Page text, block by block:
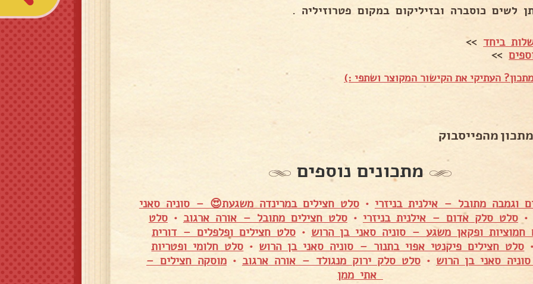
לשים כוסברה ובזיליקום במקום פטרוזיליה .
ביחד >>
>>
העתיקי את הקישור המקוצר ושתפי :)
מהפייסבוק
מתכונים נוספים
וגמבה מתובל – אילנית בניזרי •סלט חצילים במרינדה משגעת😍 – סוניה סאני
•סלט סלק אדום – אילנית בניזרי •סלט חצילים מתובל – אורה ארגוב •סלט
חמוציות ופקאן משגע – סוניה סאני בן הרוש •סלט חצילים ופלפלים – דורית
סלט חצילים פיקנטי אפוי בתנור – סוניה סאני בן הרוש • סלט חלומי ופטריות
סאני בן הרוש •סלט סלק ירוק מנגולד – אורה ארגוב •מוסקה חצילים –
אתי ממן